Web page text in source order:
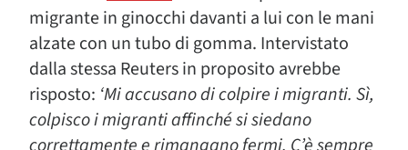
migrante in ginocchi davanti a lui con le mani
alzate con un tubo di gomma. Intervistato
dalla stessa Reuters in proposito avrebbe
risposto: ‘Mi accusano di colpire i migranti. Sì,
colpisco i migranti affinché si siedano